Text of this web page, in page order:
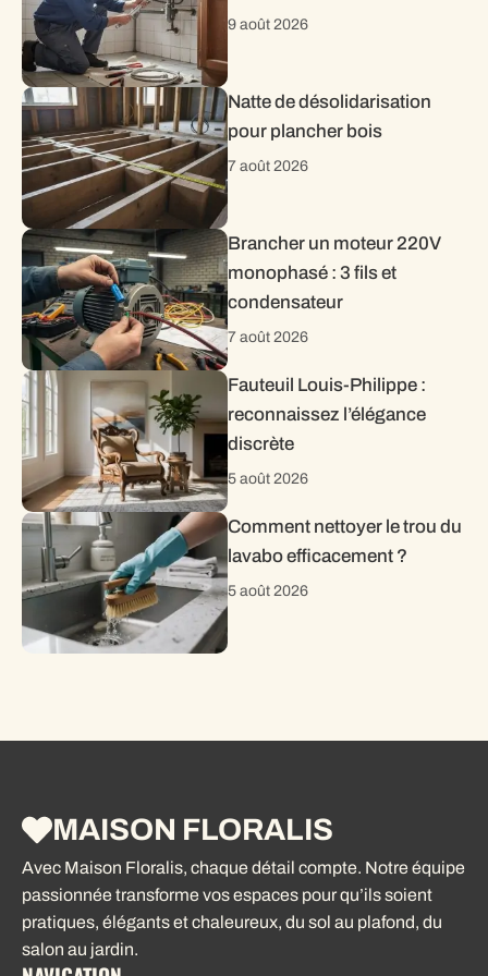
9 août 2026
Natte de désolidarisation
pour plancher bois
7 août 2026
Brancher un moteur 220V
monophasé : 3 fils et
condensateur
7 août 2026
Fauteuil Louis-Philippe :
reconnaissez l’élégance
discrète
5 août 2026
Comment nettoyer le trou du
lavabo efficacement ?
5 août 2026
MAISON FLORALIS
Avec Maison Floralis, chaque détail compte. Notre équipe
passionnée transforme vos espaces pour qu’ils soient
pratiques, élégants et chaleureux, du sol au plafond, du
salon au jardin.